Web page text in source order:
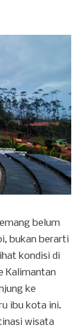
belum
bukan berarti
kondisi di
Kalimantan
ke
ibu kota ini.
wisata